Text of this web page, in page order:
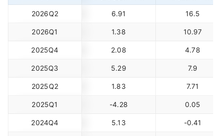
2026Q2 6.91 16.5
2026Q1 1.38 10.97
2025Q4 2.08 4.78
2025Q3 5.29 7.9
2025Q2 1.83 7.71
2025Q1 -4.28 0.05
2024Q4 5.13 -0.41